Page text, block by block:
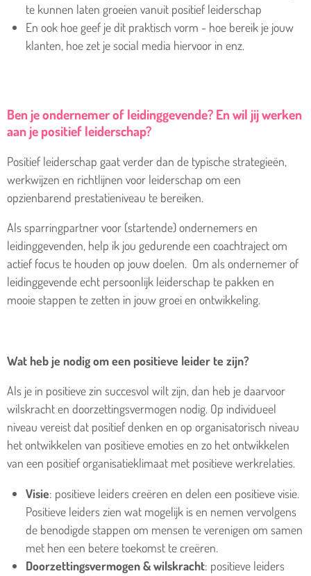
te kunnen laten groeien vanuit positief leiderschap
En ook hoe geef je dit praktisch vorm - hoe bereik je jouw
klanten, hoe zet je social media hiervoor in enz.
Ben je ondernemer of leidinggevende? En wil jij werken
aan je positief leiderschap?
Positief leiderschap gaat verder dan de typische strategieën,
werkwijzen en richtlijnen voor leiderschap om een
opzienbarend prestatieniveau te bereiken.
Als sparringpartner voor (startende) ondernemers en
leidinggevenden, help ik jou gedurende een coachtraject om
actief focus te houden op jouw doelen. Om als ondernemer of
leidinggevende echt persoonlijk leiderschap te pakken en
mooie stappen te zetten in jouw groei en ontwikkeling.
Wat heb je nodig om een positieve leider te zijn?
Als je in positieve zin succesvol wilt zijn, dan heb je daarvoor
wilskracht en doorzettingsvermogen nodig. Op individueel
niveau vereist dat positief denken en op organisatorisch niveau
het ontwikkelen van positieve emoties en zo het ontwikkelen
van een positief organisatieklimaat met positieve werkrelaties.
Visie: positieve leiders creëren en delen een positieve visie.
Positieve leiders zien wat mogelijk is en nemen vervolgens
de benodigde stappen om mensen te verenigen om samen
met hen een betere toekomst te creëren.
Doorzettingsvermogen & wilskracht: positieve leiders